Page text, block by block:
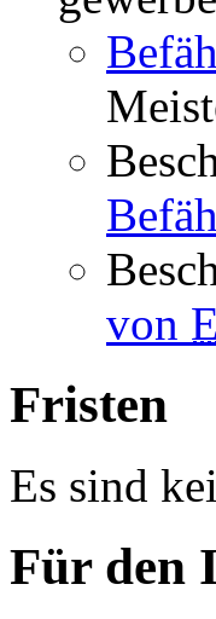
von
Fristen
Es sind
Für den